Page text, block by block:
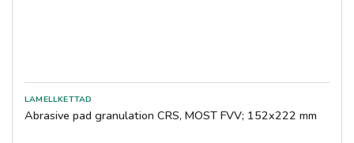
Abrasive pad granulation CRS, MOST FVV; 152x222 mm